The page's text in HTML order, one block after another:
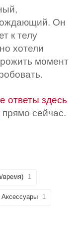
Он
к телу
хотели
момент
ответы здесь
прямо сейчас.
время) 1
Аксессуары 1